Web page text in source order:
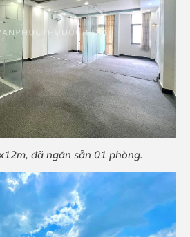
đã ngăn sẵn 01 phòng.